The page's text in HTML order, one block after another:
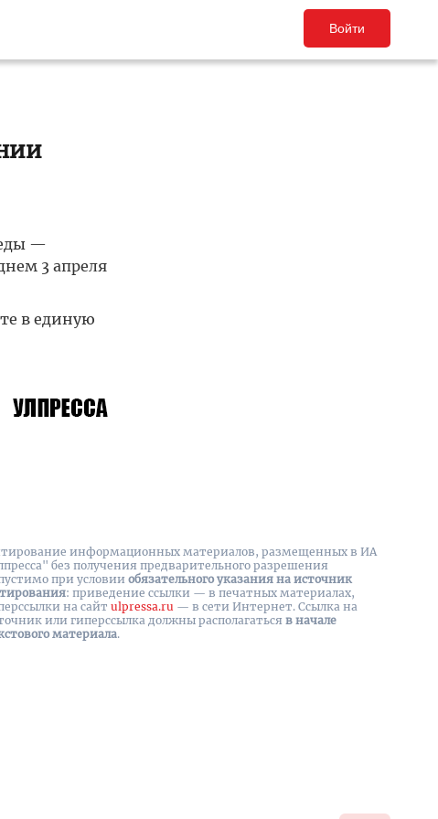
Войти
—
3 апреля
в единую
информационных материалов, размещенных в ИА
без получения предварительного разрешения
при условии обязательного указания на источник
: приведение ссылки — в печатных материалах,
на cайт ulpressa.ru — в сети Интернет. Ссылка на
или гиперссылка должны располагаться в начале
материала.